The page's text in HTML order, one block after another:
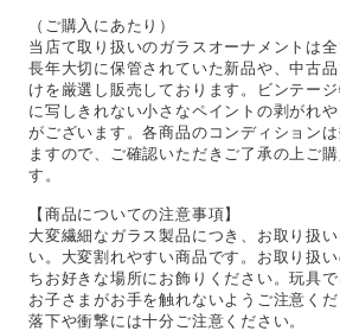
（ご購入にあたり）
当店て取り扱いのガラスオーナメントは全
長年大切に保管されていた新品や、中古
けを厳選し販売しております。ビンテー
に写しきれない小さなペイントの剥がれ
がございます。各商品のコンディション
ますので、ご確認いただきご了承の上ご
す。
【商品についての注意事項】
大変繊細なガラス製品につき、お取り扱
い。大変割れやすい商品です。お取り扱
ちお好きな場所にお飾りください。玩具で
お子さまがお手を触れないようご注意くだ
落下や衝撃には十分ご注意ください。